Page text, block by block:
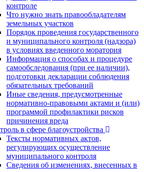
контроле
Что нужно знать правообладателям
земельных участков
Порядок проведения государственного
и муниципального контроля (надзора)
в условиях введенного моратория
Информация о способах и процедуре
самообследования (при ее наличии),
подготовки декларации соблюдения
обязательных требований
Иные сведения, предусмотренные
нормативно-правовыми актами и (или)
программой профилактики рисков
причинения вреда
в сфере благоустройства
Тексты нормативных актов,
регулирующих осуществление
муниципального контроля
Сведения об изменениях, внесенных в